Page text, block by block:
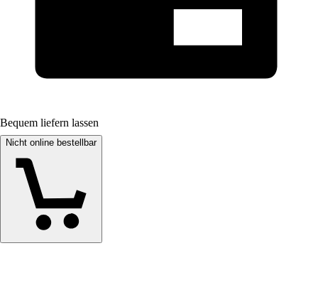
Bequem liefern lassen
Nicht online bestellbar